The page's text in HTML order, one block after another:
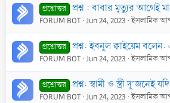
প্রশ্নোত্তর প্রশ্ন : বাবার মৃত্যুর আগেই মাকে
FORUM BOT Jun 24, 2023 ইসলামিক
প্রশ্নোত্তর প্রশ্ন: ইবনুল ক্বাইয়েম বলেন: একদিকে সালাফে সালেহীন বলেছেন; ঐ সৎকর্মপরায়ন ব্যক্তিদের
FORUM BOT Jun 24, 2023 ইসলামিক
প্রশ্নোত্তর প্রশ্ন: স্বামী ও স্ত্রী দু’জনেই যদি নেক আমল করে
FORUM BOT Jun 24, 2023 ইসলামিক